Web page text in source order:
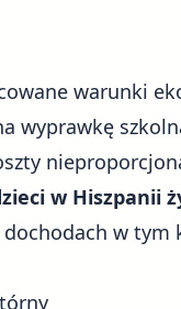
warunki
wyprawkę
w Hiszpanii
w tym